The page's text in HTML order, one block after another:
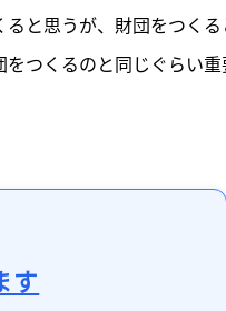
と思うが、財団をつく
つくるのと同じぐらい重
す